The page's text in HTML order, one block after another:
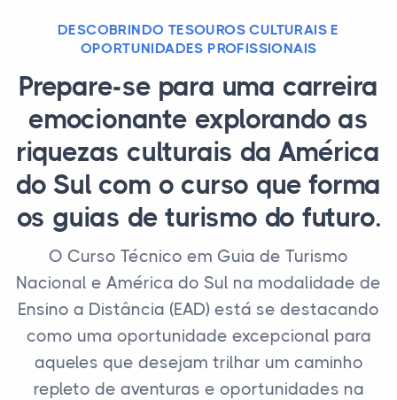
DESCOBRINDO TESOUROS CULTURAIS E
OPORTUNIDADES PROFISSIONAIS
Prepare-se para uma carreira
emocionante explorando as
riquezas culturais da América
do Sul com o curso que forma
os guias de turismo do futuro.
O Curso Técnico em Guia de Turismo
Nacional e América do Sul na modalidade de
Ensino a Distância (EAD) está se destacando
como uma oportunidade excepcional para
aqueles que desejam trilhar um caminho
repleto de aventuras e oportunidades na